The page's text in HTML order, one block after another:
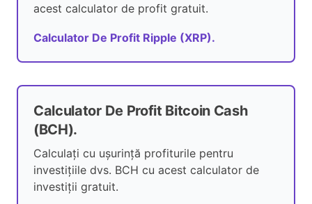
acest calculator de profit gratuit.
Calculator De Profit Ripple (XRP).
Calculator De Profit Bitcoin Cash
(BCH).
Calculați cu ușurință profiturile pentru
investițiile dvs. BCH cu acest calculator de
investiții gratuit.